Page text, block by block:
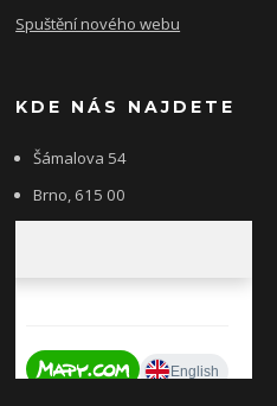
Spuštění nového webu
KDE NÁS NAJDETE
Šámalova 54
Brno, 615 00